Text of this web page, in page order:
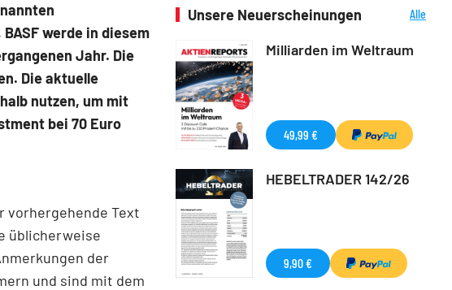
werde in diesem
Jahr. Die
Die aktuelle
nutzen, um mit
bei 70 Euro
vorhergehende Text
üblicherweise
der
und sind mit dem
Unsere Neuerscheinungen
Alle
Milliarden im Weltraum
49,99 €
HEBELTRADER 142/26
9,90 €